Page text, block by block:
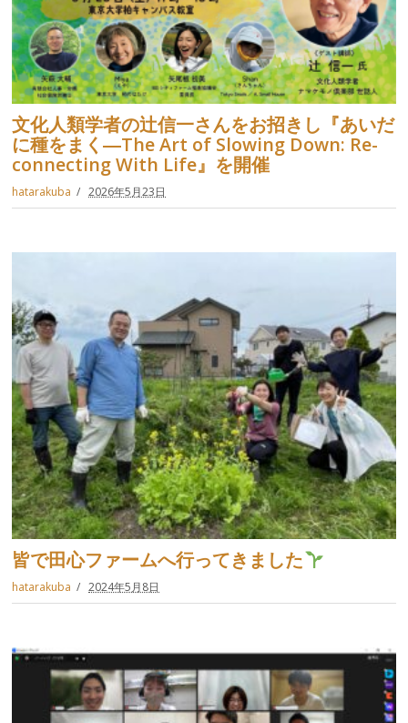
文化人類学者の辻信一さんをお招きし『あいだ
に種をまく―The Art of Slowing Down: Re-
connecting With Life』を開催
hatarakuba 2026年5月23日
皆で田心ファームへ行ってきました
hatarakuba 2024年5月8日